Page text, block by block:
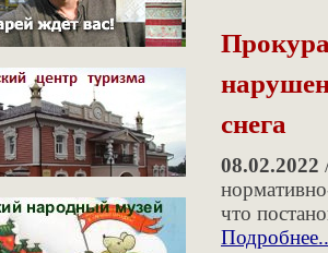
снега
08.02.2022
что